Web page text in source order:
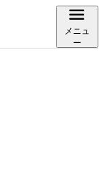
メニュ
ー